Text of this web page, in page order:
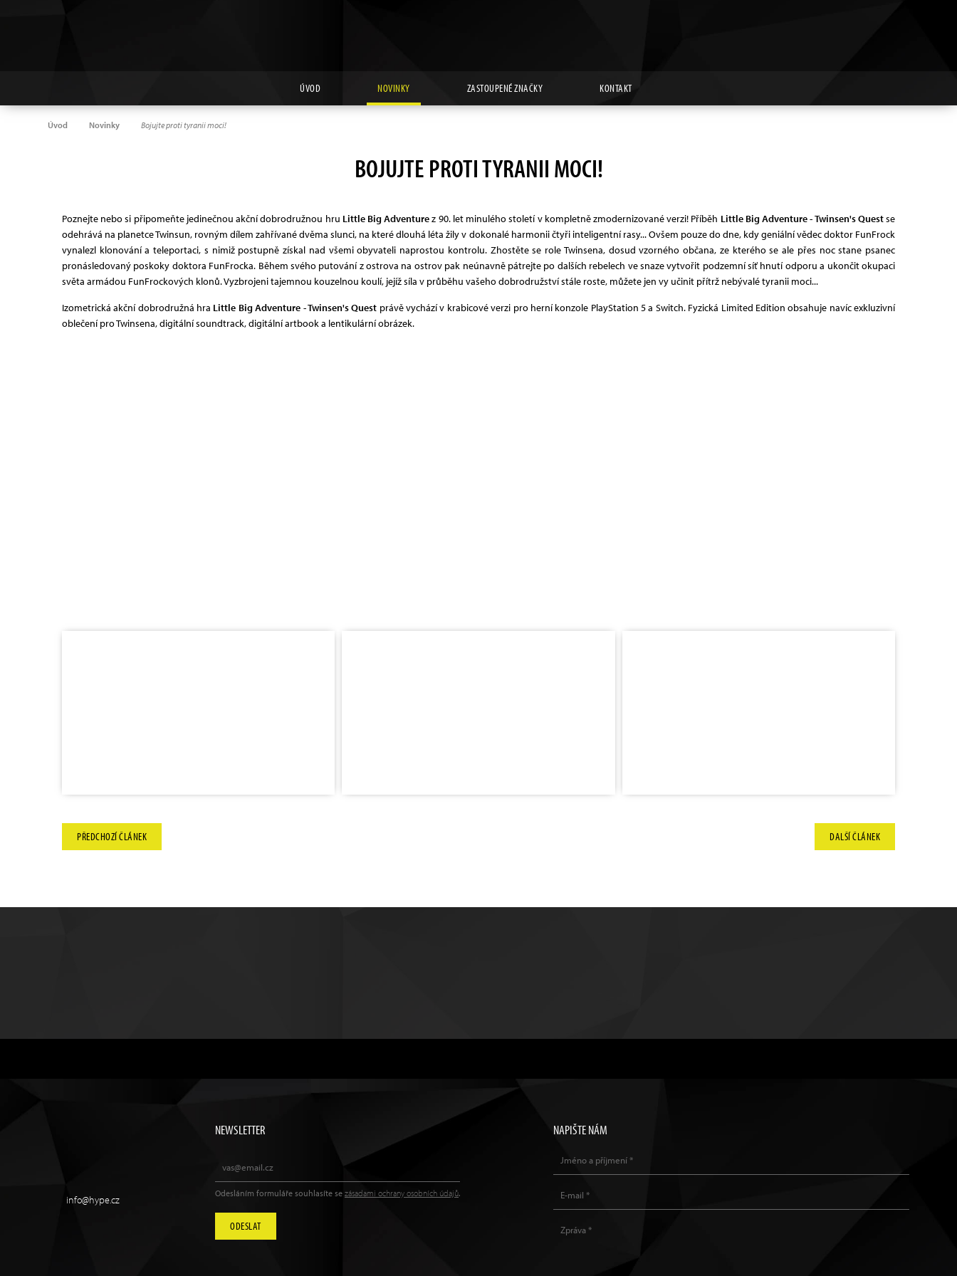
ÚVOD NOVINKY ZASTOUPENÉ ZNAČKY KONTAKT
Úvod Novinky Bojujte proti tyranii moci!
BOJUJTE PROTI TYRANII MOCI!
Poznejte nebo si připomeňte jedinečnou akční dobrodružnou hru Little Big Adventurez 90. let minulého století v kompletně zmodernizované verzi! Příběh Little Big Adventure - Twinsen's Questse
odehrává na planetce Twinsun, rovným dílem zahřívané dvěma slunci, na které dlouhá léta žily v dokonalé harmonii čtyři inteligentní rasy... Ovšem pouze do dne, kdy geniální vědec doktor FunFrock
vynalezl klonování a teleportaci, s nimiž postupně získal nad všemi obyvateli naprostou kontrolu. Zhostěte se role Twinsena, dosud vzorného občana, ze kterého se ale přes noc stane psanec
pronásledovaný poskoky doktora FunFrocka. Během svého putování z ostrova na ostrov pak neúnavně pátrejte po dalších rebelech ve snaze vytvořit podzemní síť hnutí odporu a ukončit okupaci
světa armádou FunFrockových klonů. Vyzbrojeni tajemnou kouzelnou koulí, jejíž síla v průběhu vašeho dobrodružství stále roste, můžete jen vy učinit přítrž nebývalé tyranii moci...
Izometrická akční dobrodružná hra Little Big Adventure - Twinsen's Quest právě vychází v krabicové verzi pro herní konzole PlayStation 5 a Switch. Fyzická Limited Edition obsahuje navíc exkluzivní
oblečení pro Twinsena, digitální soundtrack, digitální artbook a lentikulární obrázek.
DALŠÍČLÁNEK
PŘEDCHOZÍČLÁNEK
info@hype.cz
NEWSLETTER
Odesláním formuláře souhlasíte se zásadami ochrany osobních údajů.
ODESLAT
NAPIŠTE NÁM